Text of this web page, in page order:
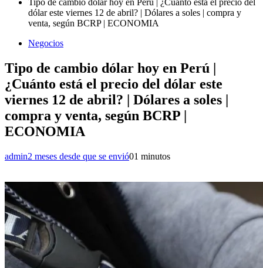
Tipo de cambio dólar hoy en Perú | ¿Cuánto está el precio del
dólar este viernes 12 de abril? | Dólares a soles | compra y
venta, según BCRP | ECONOMIA
Negocios
Tipo de cambio dólar hoy en Perú |
¿Cuánto está el precio del dólar este
viernes 12 de abril? | Dólares a soles |
compra y venta, según BCRP |
ECONOMIA
admin2 meses desde que se envió01 minutos